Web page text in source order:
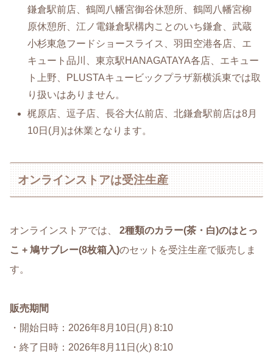
鎌倉駅前店、鶴岡八幡宮御谷休憩所、鶴岡八幡宮柳
原休憩所、江ノ電鎌倉駅構内ことのいち鎌倉、武蔵
小杉東急フードショースライス、羽田空港各店、エ
キュート品川、東京駅HANAGATAYA各店、エキュー
ト上野、PLUSTAキュービックプラザ新横浜東では取
り扱いはありません。
梶原店、逗子店、長谷大仏前店、北鎌倉駅前店は8月
10日(月)は休業となります。
オンラインストアは受注生産
オンラインストアでは、 2種類のカラー(茶・白)のはとっ
こ + 鳩サブレー(8枚箱入)のセットを受注生産で販売しま
す。
販売期間
・開始日時：2026年8月10日(月) 8:10
・終了日時：2026年8月11日(火) 8:10